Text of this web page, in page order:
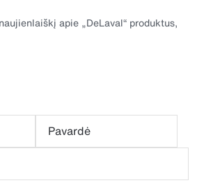
apie „DeLaval“ produktus,
Pavardė